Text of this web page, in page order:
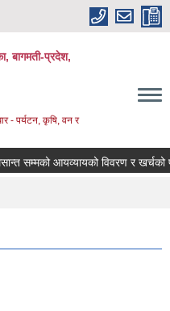
बागमती-प्रदेश,
- पर्यटन, कृषि, वन र
आयव्यायको विवरण र खर्चको